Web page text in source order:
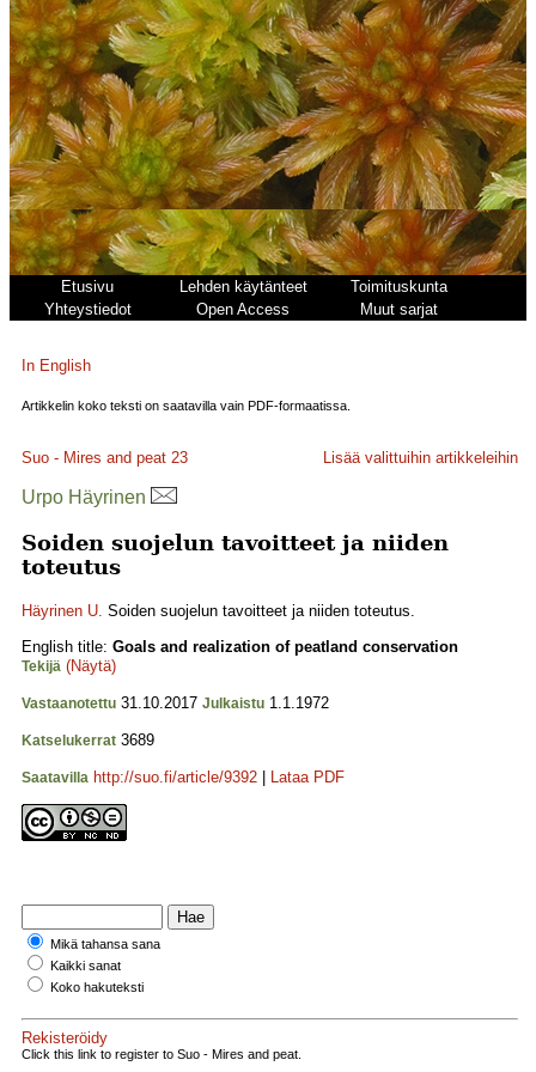
Etusivu Lehden käytänteet
Toimituskunta
Yhteystiedot
Open Access Muut sarjat
In English
Artikkelin koko teksti on saatavilla vain PDF-formaatissa.
Suo - Mires and peat 23 Lisää valittuihin artikkeleihin
Urpo Häyrinen
Soiden suojelun tavoitteet ja niiden
toteutus
Häyrinen U. Soiden suojelun tavoitteet ja niiden toteutus.
English title: Goals and realization of peatland conservation
Tekijä (Näytä)
Vastaanotettu 31.10.2017 Julkaistu 1.1.1972
Katselukerrat 3689
Saatavilla http://suo.fi/article/9392 Lataa PDF
Mikä tahansa sana
Kaikki sanat
Koko hakuteksti
Rekisteröidy
Click this link to register to Suo - Mires and peat.